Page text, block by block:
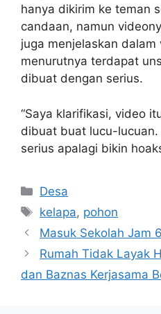
hanya dikirim ke teman
candaan, namun
juga menjelaskan
menurutnya terdapat
dibuat dengan serius.
“Saya klarifikasi, video
dibuat buat lucu-lucuan.
serius apalagi bikin
Kategori
Desa
Tag
kelapa, pohon
Masuk Sekolah Jam
Rumah Tidak Layak
dan Baznas Kerjasama